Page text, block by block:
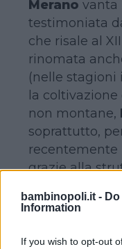
bambinopoli.it -
Information
If you wish to opt-out
Merano vanta
testimoniata
che risale al
rinomata
(nelle stagioni
la
non montane,
soprattutto,
grazie alla
acciaio
delPassirio.
ospiti delle